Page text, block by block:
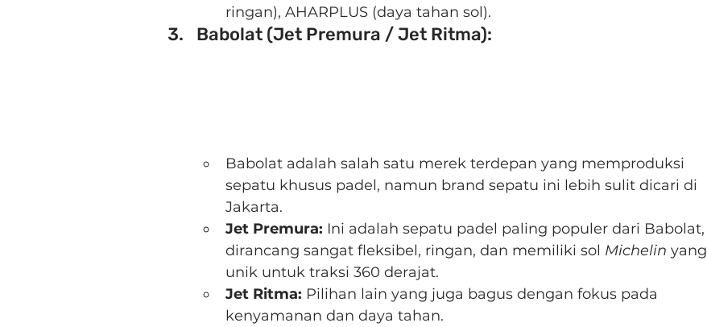
ringan), AHARPLUS (daya tahan sol).
Babolat (Jet Premura / Jet Ritma):
Babolat adalah salah satu merek terdepan yang memproduksi
sepatu khusus padel, namun brand sepatu ini lebih sulit dicari di
Jakarta.
Jet Premura: Ini adalah sepatu padel paling populer dari Babolat,
dirancang sangat fleksibel, ringan, dan memiliki sol Michelin yang
unik untuk traksi 360 derajat.
Jet Ritma: Pilihan lain yang juga bagus dengan fokus pada
kenyamanan dan daya tahan.